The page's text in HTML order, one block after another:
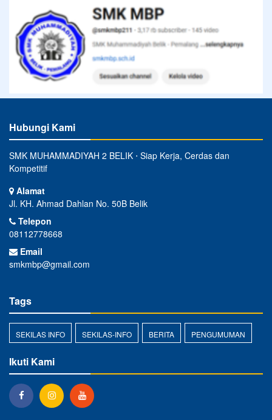
Hubungi Kami
SMK MUHAMMADIYAH 2 BELIK ⋅ Siap Kerja, Cerdas dan
Kompetitif
Alamat
Jl. KH. Ahmad Dahlan No. 50B Belik
Telepon
08112778668
Email
smkmbp@gmail.com
Tags
SEKILAS INFO SEKILAS-INFO BERITA PENGUMUMAN
Ikuti Kami